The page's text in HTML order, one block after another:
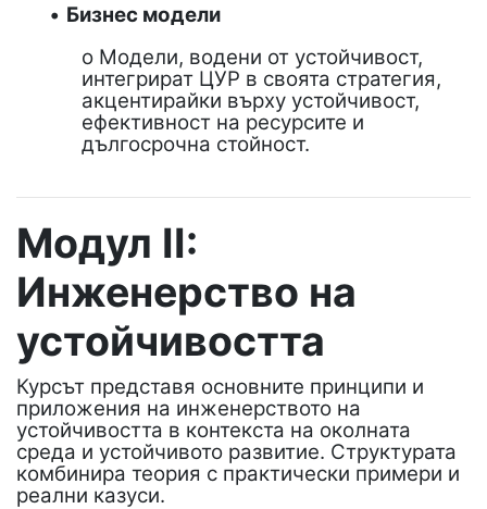
• Бизнес модели
o Модели, водени от устойчивост,
интегрират ЦУР в своята стратегия,
акцентирайки върху устойчивост,
ефективност на ресурсите и
дългосрочна стойност.
Модул II:
Инженерство на
устойчивостта
Курсът представя основните принципи и
приложения на инженерството на
устойчивостта в контекста на околната
среда и устойчивото развитие. Структурата
комбинира теория с практически примери и
реални казуси.